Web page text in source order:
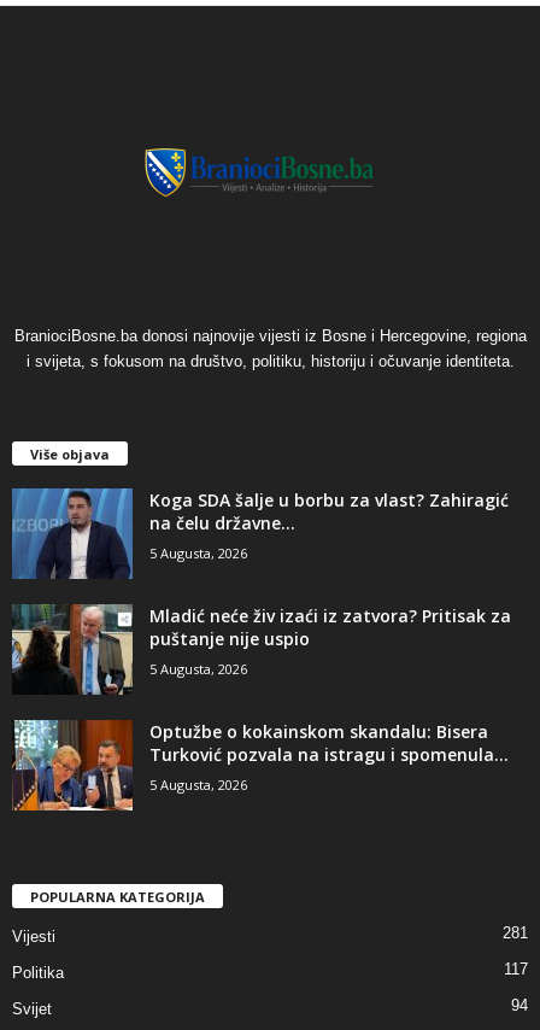
BraniociBosne.ba donosi najnovije vijesti iz Bosne i Hercegovine, regiona
i svijeta, s fokusom na društvo, politiku, historiju i očuvanje identiteta.
Više objava
​Koga SDA šalje u borbu za vlast? Zahiragić
na čelu državne...
5 Augusta, 2026
​Mladić neće živ izaći iz zatvora? Pritisak za
puštanje nije uspio
5 Augusta, 2026
​Optužbe o kokainskom skandalu: Bisera
Turković pozvala na istragu i spomenula...
5 Augusta, 2026
POPULARNA KATEGORIJA
Vijesti 281
Politika 117
Svijet 94